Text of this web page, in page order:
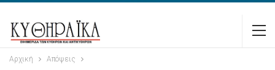
Αρχική Απόψεις